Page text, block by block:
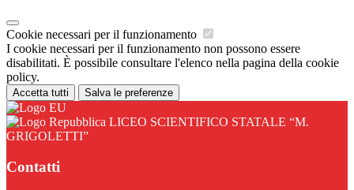
Cookie necessari per il funzionamento
I cookie necessari per il funzionamento non possono essere
disabilitati. È possibile consultare l'elenco nella pagina della cookie
policy.
Accetta tutti Salva le preferenze
LICEO SCIENTIFICO STATALE “M.
GRIGOLETTI”
Contatti